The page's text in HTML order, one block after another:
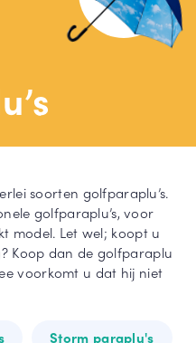
NIEUW BINNEN
soorten golfparaplu’s.
golfparaplu’s, voor
model. Let wel; koopt u
Koop dan de golfparaplu
voorkomt u dat hij niet
Storm paraplu's